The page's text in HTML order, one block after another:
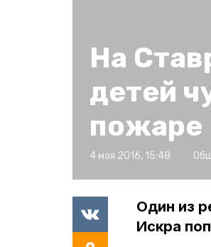
На
детей
пожаре
4 мая 2016, 15:48
Один из
Искра